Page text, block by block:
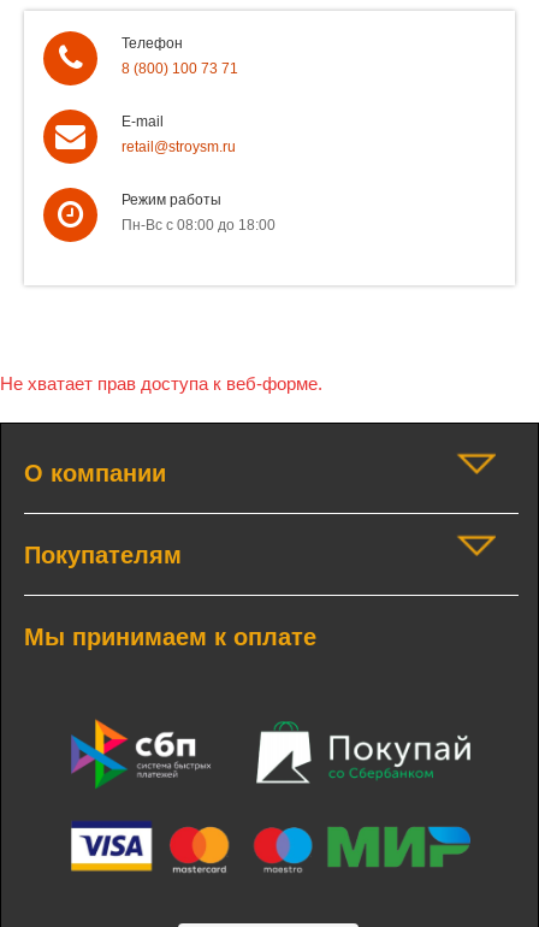
Телефон
8 (800) 100 73 71
E-mail
retail@stroysm.ru
Режим работы
Пн-Вс с 08:00 до 18:00
Не хватает прав доступа к веб-форме.
О компании
Покупателям
Мы принимаем к оплате